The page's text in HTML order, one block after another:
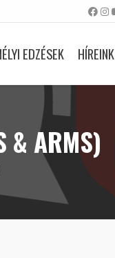
EDZÉSEK HÍREINK
& ARMS)